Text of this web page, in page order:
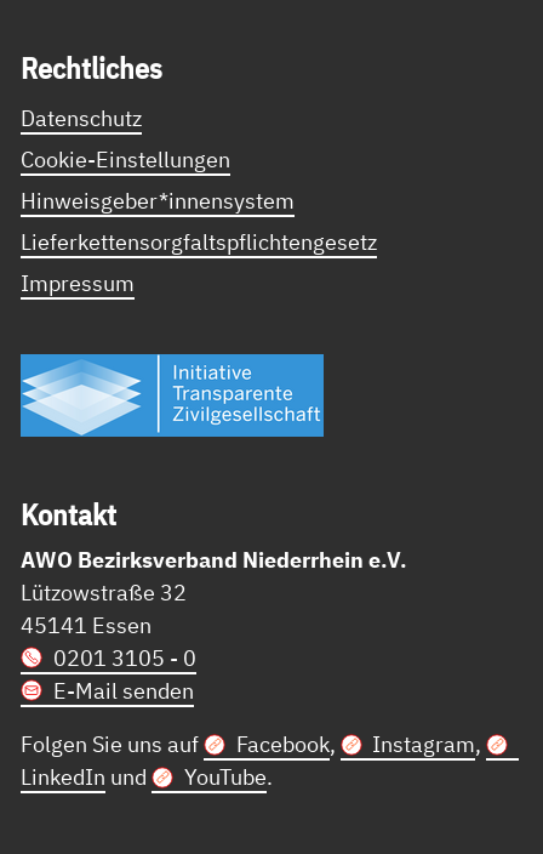
Recht­li­ches
Datenschutz
Cookie-Einstellungen
Hinweisgeber*innensystem
Lieferkettensorgfaltspflichtengesetz
Impressum
Kon­takt
AWO Bezirksverband Niederrhein e.V.
Lützowstraße 32
45141 Essen
0201 3105 - 0
E-Mail senden
Folgen Sie uns auf
Facebook, Instagram,
LinkedIn und YouTube.